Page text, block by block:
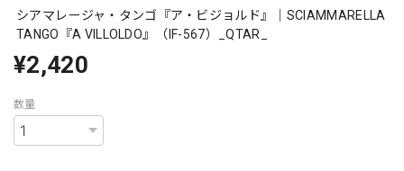
シアマレージャ・タンゴ『ア・ビジョルド』｜SCIAMMARELLA
TANGO『A VILLOLDO』（IF-567）_QTAR_
¥2,420
数量